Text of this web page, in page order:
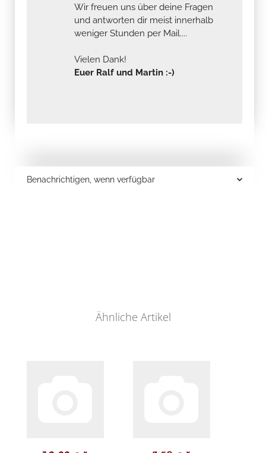
Wir freuen uns über deine Fragen
und antworten dir meist innerhalb
weniger Stunden per Mail....
Vielen Dank!
Euer Ralf und Martin :-)
Benachrichtigen, wenn verfügbar
Ähnliche Artikel